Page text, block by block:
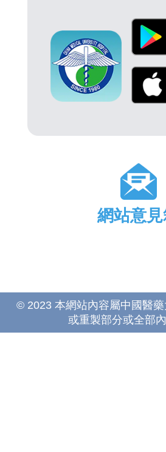
網站意
© 2023 本網站內容屬中國醫
或重製部分或全部